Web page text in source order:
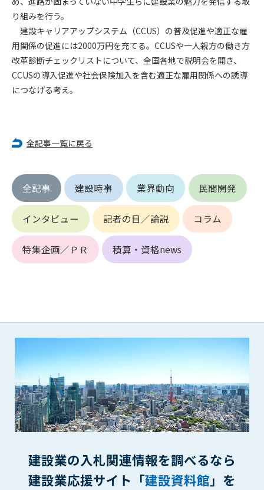
り組みを行う。
建設キャリアアップシステム（CCUS）の普及促進や適正な雇
用関係の促進には2000万円を充てる。CCUSや一人親方の働き方
改革診断チェックリストについて、全国各地で説明会を開き、
CCUSの導入促進や社会保険加入を含む適正な雇用関係への誘導
につなげる考え。
全記事一覧に戻る
全記事 建設時事 業界動向 民間開発
インタビュー 記者の目／論説 コラム
特集企画／ＰＲ 積算・資格news
建設業の入札関連情報を調べるなら
建設業応援サイト「建設資料館」を
第5条（IDおよびパスワードの管理）
1. 会員は申込の際に管理者が発行したIDおよびパスワードの使
用および管理について責任を負うものとします。
2. 会員は、自己のIDおよびパスワードを、貸与、譲渡、売買、
その他形態を問わず、第三者に利用させることはできませ
ん。
3. 会員は、IDおよびパスワードの管理不十分、使用上の過誤、
第6条（会員の禁止事項）
す。
(1) 第三者または管理者の著作権、その他知的所有権を侵害す
る行為
(2) 第三者または管理者の財産、プライバシー等を侵害する行
為
(3) 第三者または管理者を誹謗中傷する行為
(4) 有害なコンピュータプログラム等を送信又は書き込む行為
(9) その他、法律に反する行為
(10) 建設資料館から知り得た情報及びダウンロードした情報
を、営利を目的として第三者に転売し、または転売のため
に第三者に提供すること
第7条（登録内容の削除）
管理者は、会員が登録した内容が以下に該当する、またはその
恐れのあるものは、会員の承諾なく削除できるものとします。
(1) 登録されている情報が、第6条の定める禁止事項に該当する
(2) 建設資料館の運営および保守管理上、必要と判断した場合
(3) 広告掲載料金の支払が遅延した場合
(4) その他、管理者が不適当と判断した場合